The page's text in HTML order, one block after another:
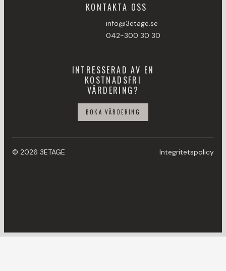
KONTAKTA OSS
info@3etage.se
042-300 30 30
INTRESSERAD AV EN
KOSTNADSFRI
VÄRDERING?
BOKA VÄRDERING
© 2026 3ETAGE Integritetspolicy